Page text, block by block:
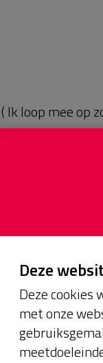
( Ik loop mee op
Deze
Deze
met onze